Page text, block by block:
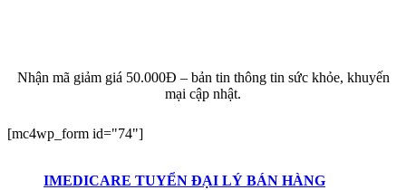
Nhận mã giảm giá 50.000Đ – bản tin thông tin sức khỏe, khuyến
mại cập nhật.
[mc4wp_form id="74"]
IMEDICARE TUYỂN ĐẠI LÝ BÁN HÀNG